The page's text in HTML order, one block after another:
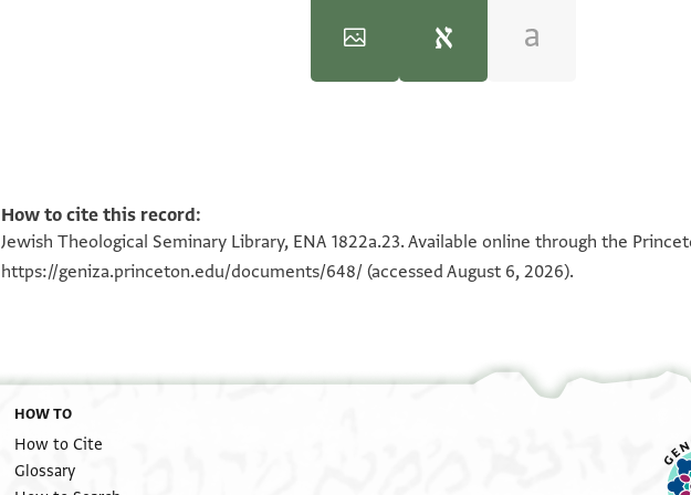
How to cite this record:
Jewish Theological Seminary Library, ENA 1822a.23. Available online through the
https://geniza.princeton.edu/documents/648/ (accessed August 6, 2026).
HOW TO
How to Cite
Glossary